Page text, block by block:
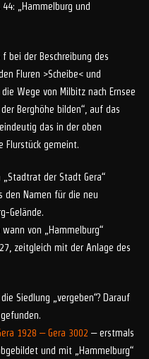
„Hammelburg und
bei der Beschreibung des
Fluren >Scheibe< und
Wege von Milbitz nach Ernsee
Berghöhe bilden“, auf das
das in der oben
Flurstück gemeint.
„Stadtrat der Stadt Gera“
den Namen für die neu
Gelände.
von „Hammelburg“
zeitgleich mit der Anlage des
Siedlung „vergeben“? Darauf
1928 – Gera 3002 – erstmals
und mit „Hammelburg“